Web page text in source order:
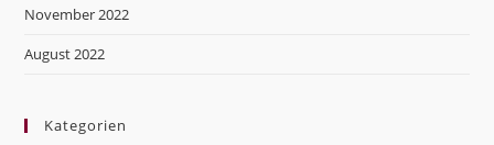
November 2022
August 2022
Kategorien